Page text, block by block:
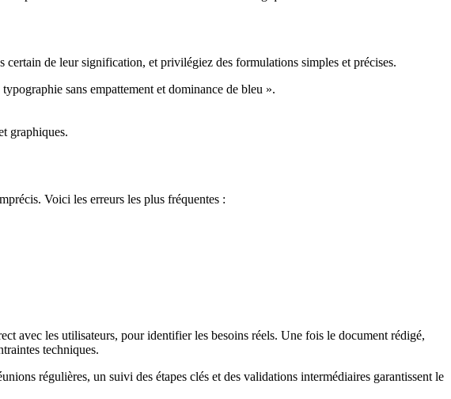
certain de leur signification, et privilégiez des formulations simples et précises.
sans empattement et dominance de bleu ».
graphiques.
Voici les erreurs les plus fréquentes :
avec les utilisateurs, pour identifier les besoins réels. Une fois le document rédigé,
techniques.
régulières, un suivi des étapes clés et des validations intermédiaires garantissent le